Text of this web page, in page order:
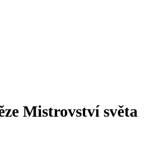
Mistrovství světa